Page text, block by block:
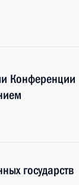
Конференции
государств